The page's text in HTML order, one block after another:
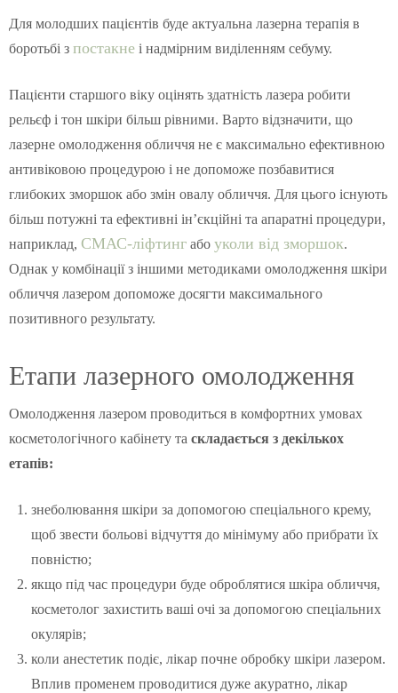
Для молодших пацієнтів буде актуальна лазерна терапія в
боротьбі з постакне і надмірним виділенням себуму.
Пацієнти старшого віку оцінять здатність лазера робити
рельєф і тон шкіри більш рівними. Варто відзначити, що
лазерне омолодження обличчя не є максимально ефективною
антивіковою процедурою і не допоможе позбавитися
глибоких зморшок або змін овалу обличчя. Для цього існують
більш потужні та ефективні ін’єкційні та апаратні процедури,
наприклад, СМАС-ліфтинг або уколи від зморшок.
Однак у комбінації з іншими методиками омолодження шкіри
обличчя лазером допоможе досягти максимального
позитивного результату.
Етапи лазерного омолодження
Омолодження лазером проводиться в комфортних умовах
косметологічного кабінету та складається з декількох
етапів:
знеболювання шкіри за допомогою спеціального крему,
щоб звести больові відчуття до мінімуму або прибрати їх
повністю;
якщо під час процедури буде оброблятися шкіра обличчя,
косметолог захистить ваші очі за допомогою спеціальних
окулярів;
коли анестетик подіє, лікар почне обробку шкіри лазером.
Вплив променем проводитися дуже акуратно, лікар